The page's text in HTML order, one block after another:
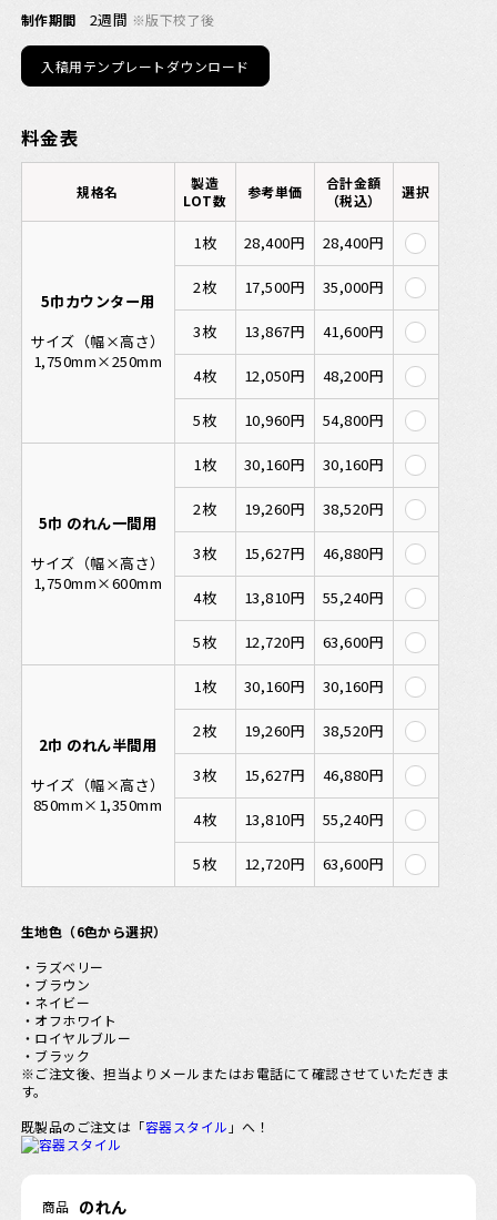
制作期間
2週間 ※版下校了後
入稿用テンプレートダウンロード
料金表
規格名
製造
LOT数
参考単価
合計金額
（税込）
選択
5巾カウンター用
サイズ（幅×高さ）
1,750mm×250mm
1枚 28,400円 28,400円
2枚 17,500円 35,000円
3枚 13,867円 41,600円
4枚 12,050円 48,200円
5枚 10,960円 54,800円
5巾 のれん一間用
サイズ（幅×高さ）
1,750mm×600mm
1枚 30,160円 30,160円
2枚 19,260円 38,520円
3枚 15,627円 46,880円
4枚 13,810円 55,240円
5枚 12,720円 63,600円
2巾 のれん半間用
サイズ（幅×高さ）
850mm×1,350mm
1枚 30,160円 30,160円
2枚 19,260円 38,520円
3枚 15,627円 46,880円
4枚 13,810円 55,240円
5枚 12,720円 63,600円
生地色（6色から選択）
・ラズベリー
・ブラウン
・ネイビー
・オフホワイト
・ロイヤルブルー
・ブラック
※ご注文後、担当よりメールまたはお電話にて確認させていただきま
す。
既製品のご注文は「容器スタイル 」へ！
商品 のれん